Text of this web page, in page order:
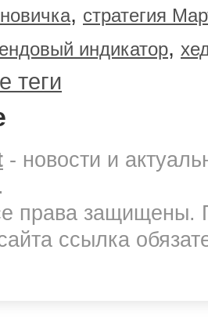
, стратегия
индикатор,
теги
- новости и
права защищены.
ссылка